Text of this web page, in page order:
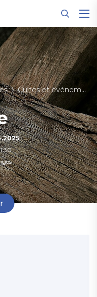
Cultes et événements